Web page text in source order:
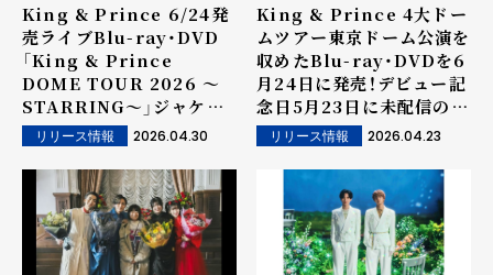
King & Prince 6/24発
売ライブBlu-ray・DVD
「King & Prince
DOME TOUR 2026 ～
STARRING～」ジャケッ
ト写真＆収録内容が公開！
リリース情報 2026.04.30
King & Prince 4大ドー
ムツアー東京ドーム公演を
収めたBlu-ray・DVDを6
月24日に発売！デビュー記
念日5月23日に未配信の全
楽曲配信開始！
リリース情報 2026.04.23